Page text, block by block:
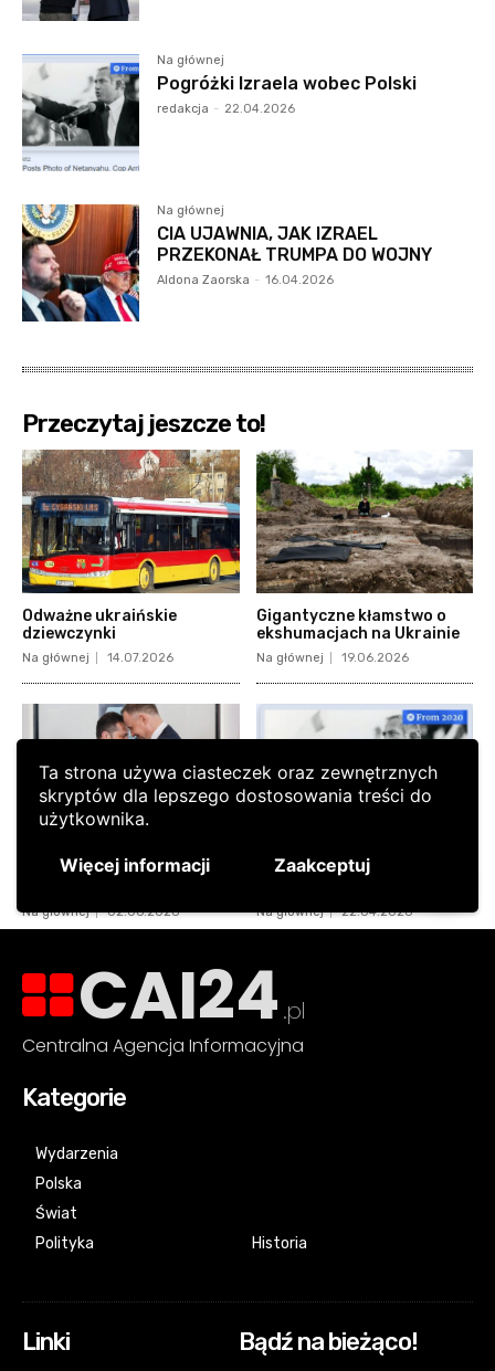
CAI24 .pl
Centralna Agencja Informacyjna
Kategorie
Wydarzenia
Polska
Świat
Polityka
Historia
Linki Bądź na bieżąco!